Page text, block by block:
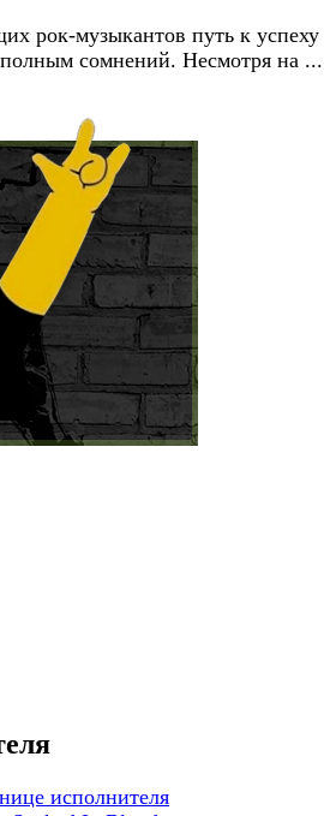
рок-музыкантов путь к успеху
сомнений. Несмотря на ...
исполнителя